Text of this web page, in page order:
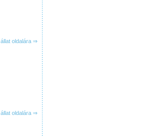
oldalára ⇒
oldalára ⇒